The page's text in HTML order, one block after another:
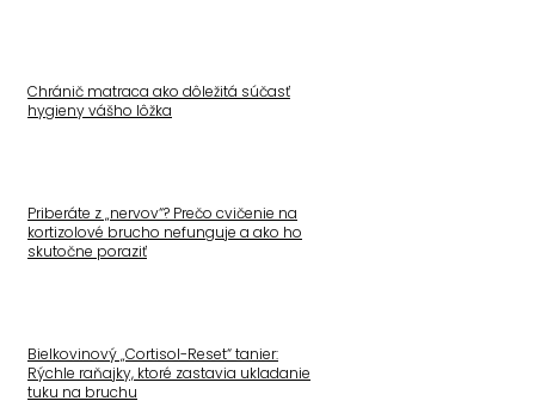
Chránič matraca ako dôležitá súčasť
hygieny vášho lôžka
Priberáte z „nervov“? Prečo cvičenie na
kortizolové brucho nefunguje a ako ho
skutočne poraziť
Bielkovinový „Cortisol-Reset“ tanier:
Rýchle raňajky, ktoré zastavia ukladanie
tuku na bruchu